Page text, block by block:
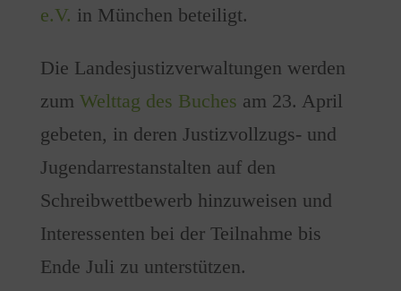
e.V. in München beteiligt.
Die Landesjustizverwaltungen werden
zum Welttag des Buches am 23. April
gebeten, in deren Justizvollzugs- und
Jugendarrestanstalten auf den
Schreibwettbewerb hinzuweisen und
Interessenten bei der Teilnahme bis
Ende Juli zu unterstützen.